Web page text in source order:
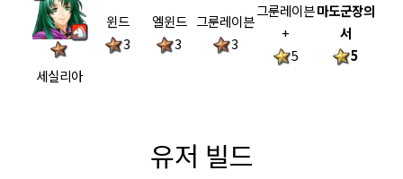
세실리아
윈드
3
엘윈드
3
그룬레이븐
3
그룬레이븐
+
5
마도군장의
서
5
유저 빌드